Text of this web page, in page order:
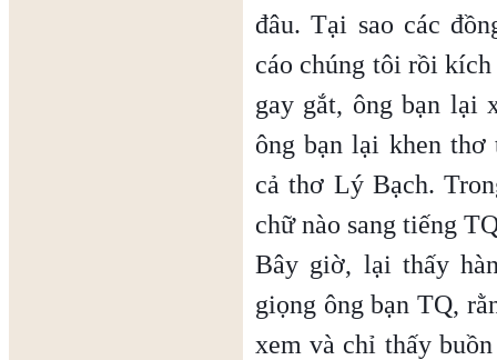
đâu. Tại sao các
cáo chúng tôi rồi
gay gắt, ông bạn lại
ông bạn lại khen
cả thơ Lý Bạch.
chữ nào sang tiếng
Bây giờ, lại thấy
giọng ông bạn TQ,
xem và chỉ thấy